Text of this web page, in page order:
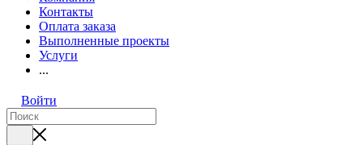
Контакты
Оплата заказа
Выполненные проекты
Услуги
...
Войти